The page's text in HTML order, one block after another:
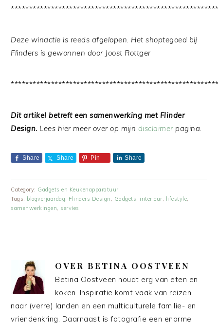
Deze winactie is reeds afgelopen. Het shoptegoed bij
Flinders is gewonnen door Joost Rottger
Dit artikel betreft een samenwerking met Flinder
Design. Lees hier meer over op mijn disclaimerpagina.
Share Share Pin Share
Category: Gadgets en Keukenapparatuur
Tags: blogverjaardag Flinders Design Gadgets interieur lifestyle
samenwerkingen
servies
OVER BETINA OOSTVEEN
Betina Oostveen houdt erg van eten en
koken. Inspiratie komt vaak van reizen
naar (verre) landen en een multiculturele familie- en
vriendenkring. Daarnaast is fotografie een enorme